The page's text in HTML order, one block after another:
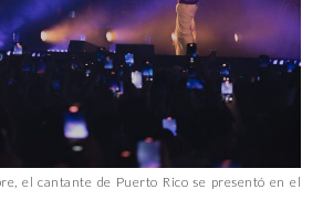
el cantante de Puerto Rico se presentó en el